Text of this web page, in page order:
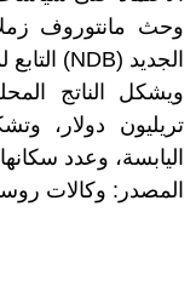
وحث مانتوروف
الجديد (NDB) التابع لمجموعة “بريكس” بشكل أكثر فاعلية.
تريليون دولار،
اليابسة، وعدد سكانها يقارب 40%
المصدر: وكالات